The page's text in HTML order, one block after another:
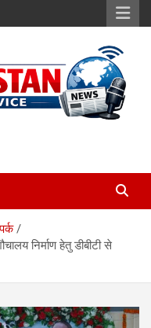
निर्माण हेतु डीबीटी से